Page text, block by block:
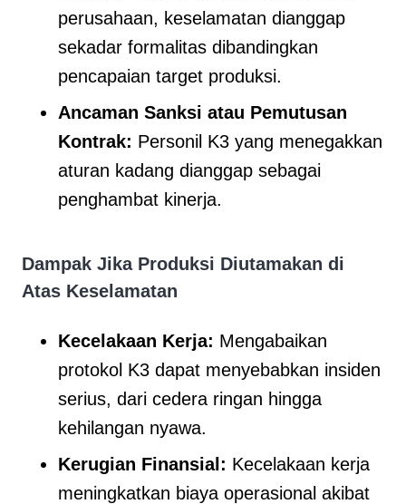
perusahaan, keselamatan dianggap
sekadar formalitas dibandingkan
pencapaian target produksi.
Ancaman Sanksi atau Pemutusan
Kontrak: Personil K3 yang menegakkan
aturan kadang dianggap sebagai
penghambat kinerja.
Dampak Jika Produksi Diutamakan di
Atas Keselamatan
Kecelakaan Kerja: Mengabaikan
protokol K3 dapat menyebabkan insiden
serius, dari cedera ringan hingga
kehilangan nyawa.
Kerugian Finansial: Kecelakaan kerja
meningkatkan biaya operasional akibat